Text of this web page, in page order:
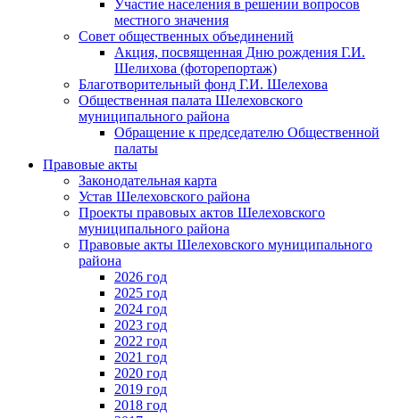
Участие населения в решении вопросов
местного значения
Совет общественных объединений
Акция, посвященная Дню рождения Г.И.
Шелихова (фоторепортаж)
Благотворительный фонд Г.И. Шелехова
Общественная палата Шелеховского
муниципального района
Обращение к председателю Общественной
палаты
Правовые акты
Законодательная карта
Устав Шелеховского района
Проекты правовых актов Шелеховского
муниципального района
Правовые акты Шелеховского муниципального
района
2026 год
2025 год
2024 год
2023 год
2022 год
2021 год
2020 год
2019 год
2018 год